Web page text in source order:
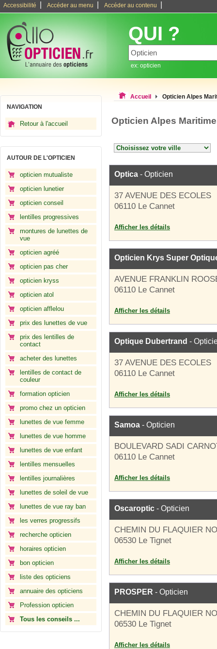
Accessibilité Accéder au menu Accéder au contenu
QUI ?
ex: opticien
NAVIGATION
Retour à l'accueil
AUTOUR DE L'OPTICIEN
opticien mutualiste
opticien lunetier
opticien conseil
lentilles progressives
montures de lunettes de
vue
opticien agréé
opticien pas cher
opticien kryss
opticien atol
opticien afflelou
prix des lunettes de vue
prix des lentilles de
contact
acheter des lunettes
lentilles de contact de
couleur
formation opticien
promo chez un opticien
lunettes de vue femme
lunettes de vue homme
lunettes de vue enfant
lentilles mensuelles
lentilles journalières
lunettes de soleil de vue
lunettes de vue ray ban
les verres progressifs
recherche opticien
horaires opticien
bon opticien
liste des opticiens
annuaire des opticiens
Profession opticien
Tous les conseils ...
Accueil Opticien Alpes
Opticien Alpes
Optica - Opticien
37 AVENUE DES ECOLES
06110 Le Cannet
Afficher les détails
Opticien Krys Super
AVENUE FRANKLIN
06110 Le Cannet
Afficher les détails
Optique Dubertrand -
37 AVENUE DES ECOLES
06110 Le Cannet
Afficher les détails
Samoa - Opticien
BOULEVARD SADI
06110 Le Cannet
Afficher les détails
Oscaroptic - Opticien
CHEMIN DU FLAQUIER
06530 Le Tignet
Afficher les détails
PROSPER - Opticien
CHEMIN DU FLAQUIER
06530 Le Tignet
Afficher les détails